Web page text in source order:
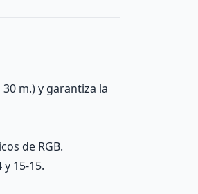
m.) y garantiza la
de RGB.
15-15.